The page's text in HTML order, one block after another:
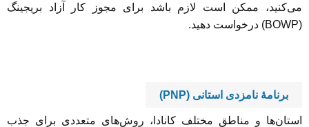
می‌کنید، ممکن است لازم باشد برای مجوز کار آزاد بریجینگ
(BOWP) درخواست دهید.
برنامۀ نامزدی استانی (PNP)
استان‌ها و مناطق مختلف کانادا، روش‌های متعددی برای جذب